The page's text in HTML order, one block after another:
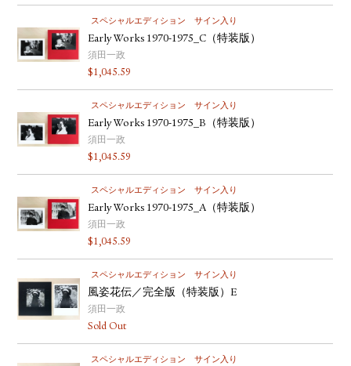
スペシャルエディション サイン入り
Early Works 1970-1975_C（特装版）
須田一政
$1,045.59
スペシャルエディション サイン入り
Early Works 1970-1975_B（特装版）
須田一政
$1,045.59
スペシャルエディション サイン入り
Early Works 1970-1975_A（特装版）
須田一政
$1,045.59
スペシャルエディション サイン入り
風姿花伝／完全版（特装版）E
須田一政
Sold Out
スペシャルエディション サイン入り